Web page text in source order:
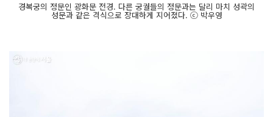
경복궁의 정문인 광화문 전경. 다른 궁궐들의 정문과는 달리 마치 성곽의
성문과 같은 격식으로 장대하게 지어졌다. ⓒ 박우영